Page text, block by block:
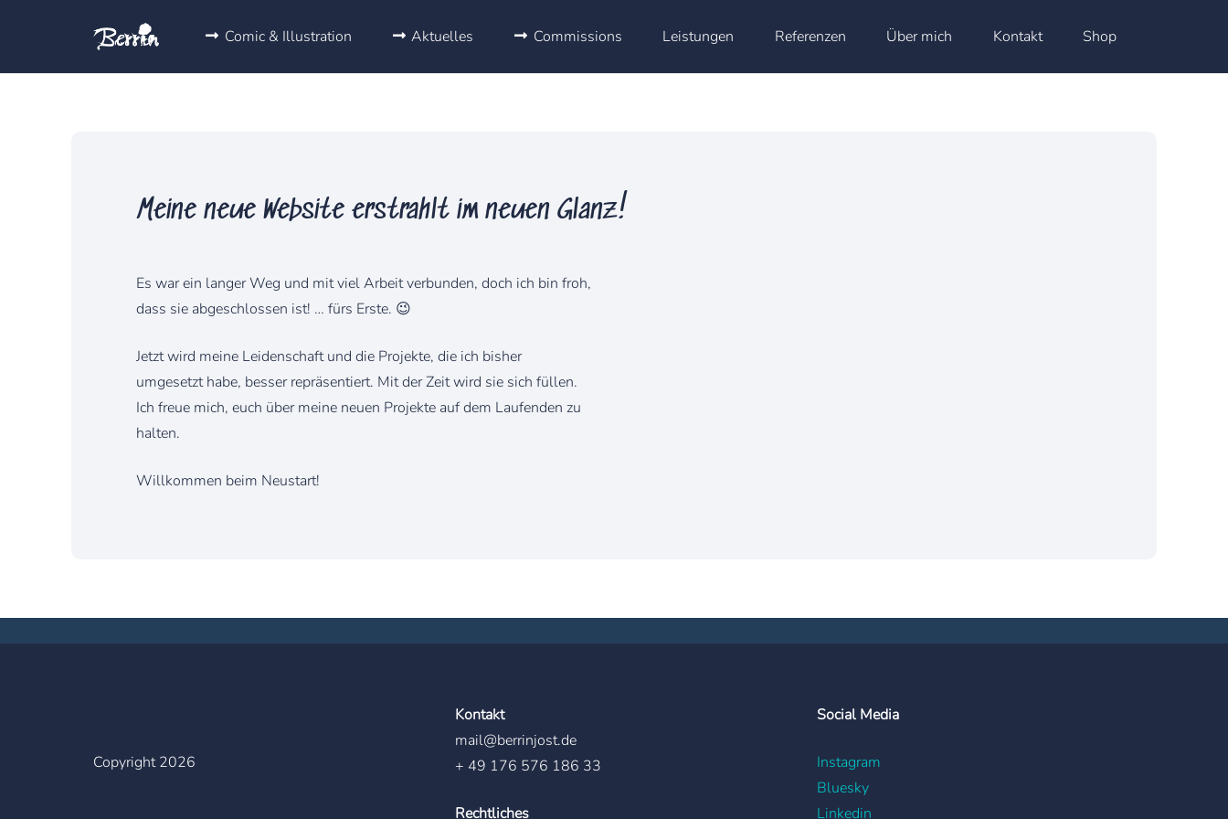
Comic & Illustration Aktuelles Commissions Leistungen Referenzen Über mich Kontakt Shop
Meine neue Website erstrahlt im neuen Glanz!
Es war ein langer Weg und mit viel Arbeit verbunden, doch ich bin froh,
dass sie abgeschlossen ist! … fürs Erste. 😉
Jetzt wird meine Leidenschaft und die Projekte, die ich bisher
umgesetzt habe, besser repräsentiert. Mit der Zeit wird sie sich füllen.
Ich freue mich, euch über meine neuen Projekte auf dem Laufenden zu
halten.
Willkommen beim Neustart!
Copyright 2026
Kontakt
mail@berrinjost.de
+ 49 176 576 186 33
Rechtliches
Social Media
Instagram
Bluesky
Linkedin